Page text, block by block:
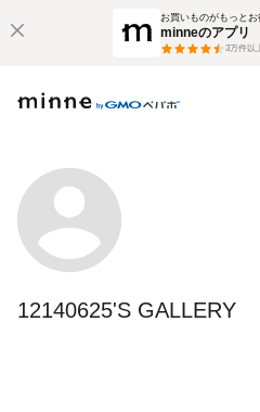
お買いものがもっとお
minneのアプリ
3万件以
12140625'S GALLERY